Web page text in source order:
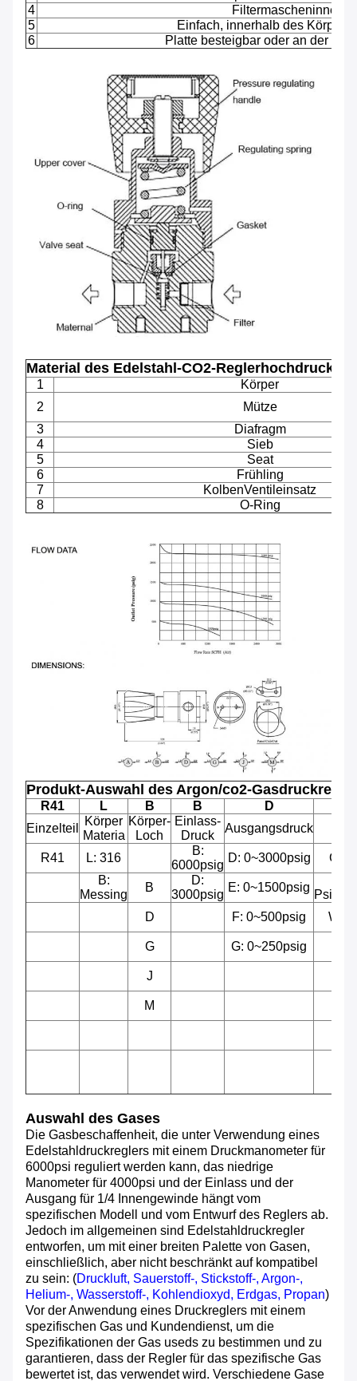
4
Filtermascheninnere
5
Einfach, innerhalb des Körpers
6
Platte besteigbar oder an der
Material des Edelstahl-CO2-Reglerhochdrucks
1
Körper
2
Mütze
3
Diafragm
4
Sieb
5
Seat
6
Frühling
7
KolbenVentileinsatz
8
O-Ring
Produkt-Auswahl des Argon/co2-
R41 L B B
D
Einzelteil
Körper
Materia
Körper-
Loch
Einlass-
Druck
Ausgangsdruck
R41 L: 316
B:
6000psig
D: 0~3000psig
G:
B:
Messing
B
D:
3000psig
E: 0~1500psig
Psig/
D
F: 0~500psig W:
G G: 0~250psig
J
M
Auswahl des Gases
Die Gasbeschaffenheit, die unter Verwendung eines
Edelstahldruckreglers mit einem Druckmanometer für
6000psi reguliert werden kann, das niedrige
Manometer für 4000psi und der Einlass und der
Ausgang für 1/4 Innengewinde hängt vom
spezifischen Modell und vom Entwurf des Reglers ab.
Jedoch im allgemeinen sind Edelstahldruckregler
entworfen, um mit einer breiten Palette von Gasen,
einschließlich, aber nicht beschränkt auf kompatibel
zu sein: (Druckluft, Sauerstoff-, Stickstoff-, Argon-,
Helium-, Wasserstoff-, Kohlendioxyd, Erdgas, Propan)
Vor der Anwendung eines Druckreglers mit einem
spezifischen Gas und Kundendienst, um die
Spezifikationen der Gas useds zu bestimmen und zu
garantieren, dass der Regler für das spezifische Gas
bewertet ist, das verwendet wird. Verschiedene Gase